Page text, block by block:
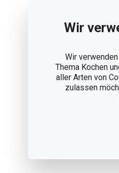
Wir
Wir
Thema Kochen
aller Arten von
zulassen